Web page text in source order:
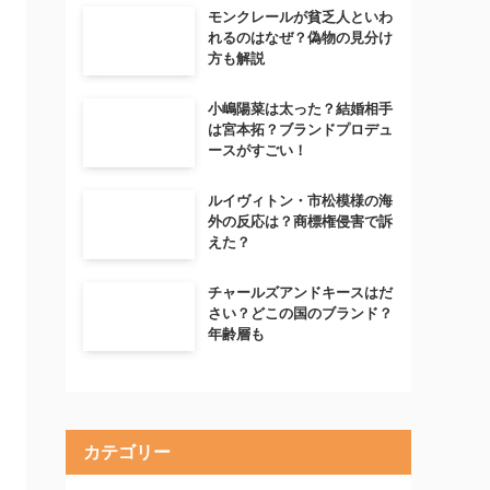
モンクレールが貧乏人といわ
れるのはなぜ？偽物の見分け
方も解説
小嶋陽菜は太った？結婚相手
は宮本拓？ブランドプロデュ
ースがすごい！
ルイヴィトン・市松模様の海
外の反応は？商標権侵害で訴
えた？
チャールズアンドキースはだ
さい？どこの国のブランド？
年齢層も
カテゴリー